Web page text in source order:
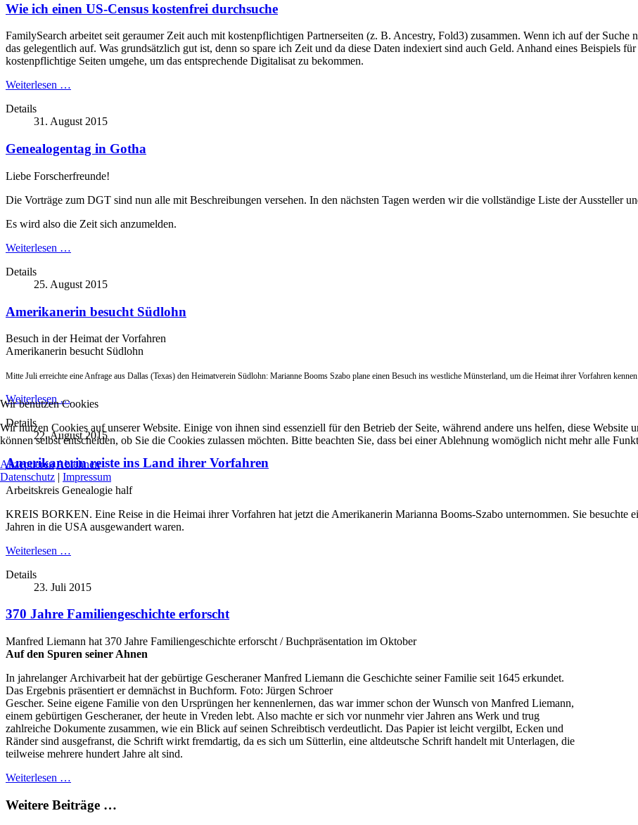
Wie ich einen US-Census kostenfrei durchsuche
FamilySearch arbeitet seit geraumer Zeit auch mit kostenpflichtigen Partnerseiten (z. B. Ancestry, Fold3) zusammen. Wenn ich auf der
das gelegentlich auf. Was grundsätzlich gut ist, denn so spare ich Zeit und da diese Daten indexiert sind auch Geld. Anhand eines Beispiels
kostenpflichtige Seiten umgehe, um das entsprechende Digitalisat zu bekommen.
Weiterlesen …
Details
31. August 2015
Genealogentag in Gotha
Liebe Forscherfreunde!
Die Vorträge zum DGT sind nun alle mit Beschreibungen versehen. In den nächsten Tagen werden wir die vollständige Liste der Aussteller
Es wird also die Zeit sich anzumelden.
Weiterlesen …
Details
25. August 2015
Amerikanerin besucht Südlohn
Besuch in der Heimat der Vorfahren
Amerikanerin besucht Südlohn
Mitte Juli erreichte eine Anfrage aus Dallas (Texas) den Heimatverein Südlohn: Marianne Booms Szabo plane einen Besuch ins westliche Münsterland, um die Heimat ihrer Vorfahren
Weiterlesen …
Details
22. August 2015
Amerikanerin reiste ins Land ihrer Vorfahren
Arbeitskreis Genealogie half
KREIS BORKEN. Eine Reise in die Heimai ihrer Vorfahren hat jetzt die Amerikanerin Marianna Booms-Szabo unternommen. Sie besuchte
Jahren in die USA ausgewandert waren.
Weiterlesen …
Details
23. Juli 2015
370 Jahre Familiengeschichte erforscht
Manfred Liemann hat 370 Jahre Familiengeschichte erforscht / Buchpräsentation im Oktober
Auf den Spuren seiner Ahnen
In jahrelanger Archivarbeit hat der gebürtige Gescheraner Manfred Liemann die Geschichte seiner Familie seit 1645 erkundet.
Das Ergebnis präsentiert er demnächst in Buchform. Foto: Jürgen Schroer
Gescher. Seine eigene Familie von den Ursprüngen her kennenlernen, das war immer schon der Wunsch von Manfred Liemann,
einem gebürtigen Gescheraner, der heute in Vreden lebt. Also machte er sich vor nunmehr vier Jahren ans Werk und trug
zahlreiche Dokumente zusammen, wie ein Blick auf seinen Schreibtisch verdeutlicht. Das Papier ist leicht vergilbt, Ecken und
Ränder sind ausgefranst, die Schrift wirkt fremdartig, da es sich um Sütterlin, eine altdeutsche Schrift handelt mit Unterlagen, die
teilweise mehrere hundert Jahre alt sind.
Weiterlesen …
Weitere Beiträge …
Wir benutzen Cookies
Wir nutzen Cookies auf unserer Website. Einige von ihnen sind essenziell für den Betrieb der Seite, während andere uns helfen, diese
können selbst entscheiden, ob Sie die Cookies zulassen möchten. Bitte beachten Sie, dass bei einer Ablehnung womöglich nicht mehr alle
AkzeptierenAblehnen
Datenschutz | Impressum